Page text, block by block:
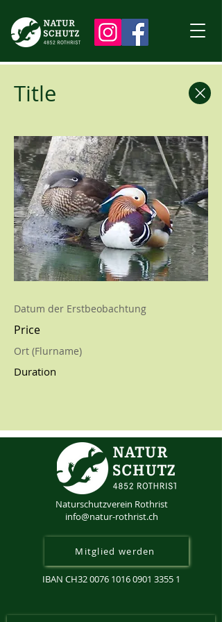
Title
Datum der Erstbeobachtung
Price
Ort (Flurname)
Duration
Naturschutzverein Rothrist
info@natur-rothrist.ch
Mitglied werden
IBAN CH320076 1016 0901 3355 1